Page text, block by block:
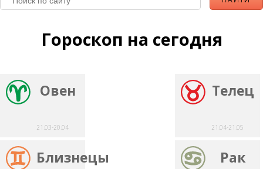
Гороскоп на сегодня
Овен
21.03-20.04
Телец
21.04-21.05
Близнецы Рак